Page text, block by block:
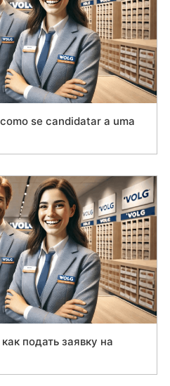
se candidatar a uma
подать заявку на